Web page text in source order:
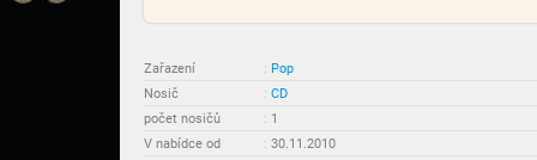
Zařazení : Pop
Nosič
: CD
počet nosičů
: 1
V nabídce od
: 30.11.2010